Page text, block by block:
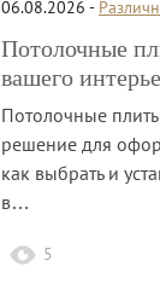
06.08.2026 -
Потолочные
вашего
Потолочные
решение для
как выбрать и
в…
5